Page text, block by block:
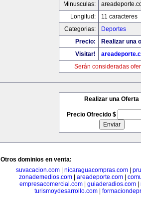
Minusculas:
Longitud:
11 caracteres
Categorias:
Deportes
Precio:
Realizar una
Visitar!
Serán consideradas
Realizar una Oferta
Precio Ofrecido $
Otros dominios en venta:
suvacacion.com| nicaraguacompras.com|
zonademedios.com| areadeporte.com|
empresacomercial.com| guiaderadios.com|
turismoydesarrollo.com